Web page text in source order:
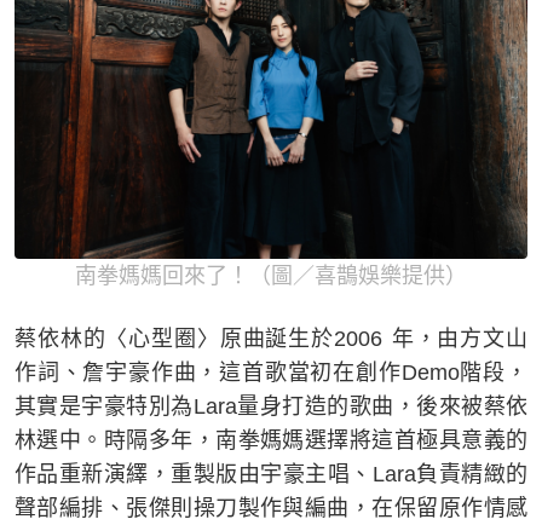
南拳媽媽回來了！（圖／喜鵲娛樂提供）
蔡依林的〈心型圈〉原曲誕生於2006 年，由方文山
作詞、詹宇豪作曲，這首歌當初在創作Demo階段，
其實是宇豪特別為Lara量身打造的歌曲，後來被蔡依
林選中。時隔多年，南拳媽媽選擇將這首極具意義的
作品重新演繹，重製版由宇豪主唱、Lara負責精緻的
聲部編排、張傑則操刀製作與編曲，在保留原作情感